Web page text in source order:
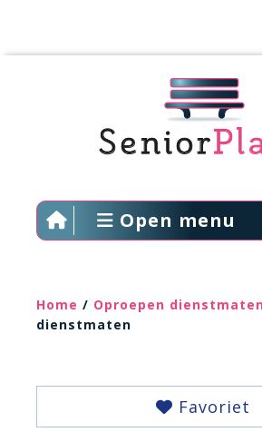
Open menu
Home / Oproepen
dienstmaten
Favoriet